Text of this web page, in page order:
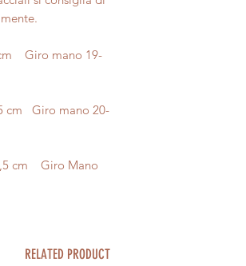
Giro mano 19-
cm Giro mano 20-
cm Giro Mano
RELATED PRODUCT